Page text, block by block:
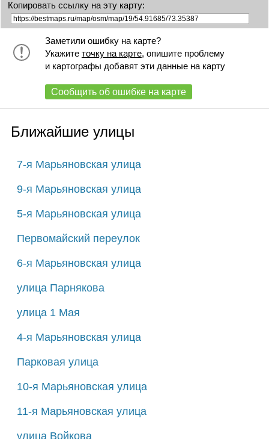
Копировать ссылку на эту карту:
Заметили ошибку на карте?
Укажите точку на карте, опишите проблему
и картографы добавят эти данные на карту
Сообщить об ошибке на карте
Ближайшие улицы
7-я Марьяновская улица
9-я Марьяновская улица
5-я Марьяновская улица
Первомайский переулок
6-я Марьяновская улица
улица Парнякова
улица 1 Мая
4-я Марьяновская улица
Парковая улица
10-я Марьяновская улица
11-я Марьяновская улица
улица Войкова